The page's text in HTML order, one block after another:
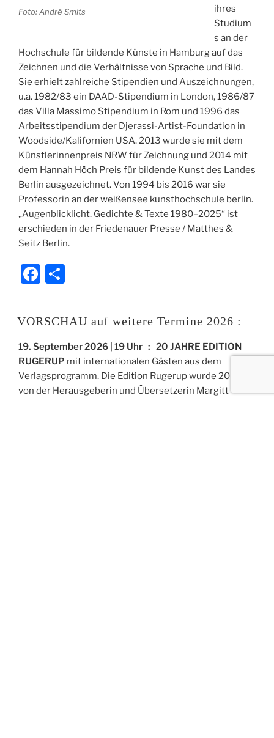
Foto: André Smits
ihres
Studium
s an der
Hochschule für bildende Künste in Hamburg auf das
Zeichnen und die Verhältnisse von Sprache und Bild.
Sie erhielt zahlreiche Stipendien und Auszeichnungen,
u.a. 1982/83 ein DAAD-Stipendium in London, 1986/87
das Villa Massimo Stipendium in Rom und 1996 das
Arbeitsstipendium der Djerassi-Artist-Foundation in
Woodside/Kalifornien USA. 2013 wurde sie mit dem
Künstlerinnenpreis NRW für Zeichnung und 2014 mit
dem Hannah Höch Preis für bildende Kunst des Landes
Berlin ausgezeichnet. Von 1994 bis 2016 war sie
Professorin an der weißensee kunsthochschule berlin.
„Augenblicklicht. Gedichte & Texte 1980–2025“ ist
erschieden in der Friedenauer Presse / Matthes &
Seitz Berlin.
F
c
e
b
o
o
le
n
VORSCHAU auf weitere Termine 2026 :
19. September 2026 | 19 Uhr : 20 JAHRE EDITION
RUGERUP mit internationalen Gästen aus dem
Verlagsprogramm. Die Edition Rugerup wurde 2005
von der Herausgeberin und Übersetzerin Margitt